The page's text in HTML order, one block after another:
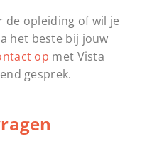
de opleiding of wil je
het beste bij jouw
op met Vista
gesprek.